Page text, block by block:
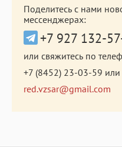
Поделитесь с нами
мессенджерах:
+7 927 132-
или свяжитесь по
+7 (8452) 23-03-59 или
red.vzsar@gmail.com